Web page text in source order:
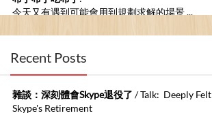
今天又有遇到可能會用到規劃求解的場景 ...
布丁布丁吃布丁
kage好像也可以下載整個網站 感謝分享
Anonymous:
https://github.com/t...
Recent Posts
雜談：深刻體會Skype退役了 / Talk: Deeply Felt
Skype's Retirement